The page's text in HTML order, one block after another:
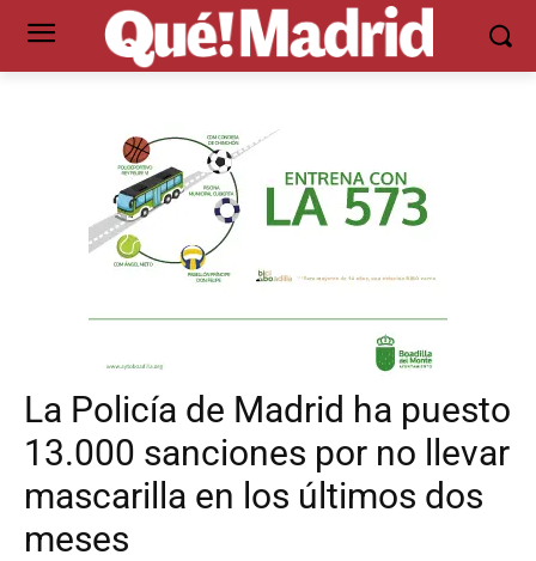
La Policía de Madrid ha puesto
13.000 sanciones por no llevar
mascarilla en los últimos dos
meses